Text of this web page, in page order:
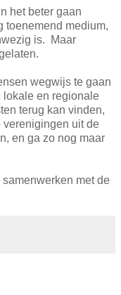
het beter gaan
toenemend medium,
is. Maar
wegwijs te gaan
lokale en regionale
terug kan vinden,
verenigingen uit de
en ga zo nog maar
met de